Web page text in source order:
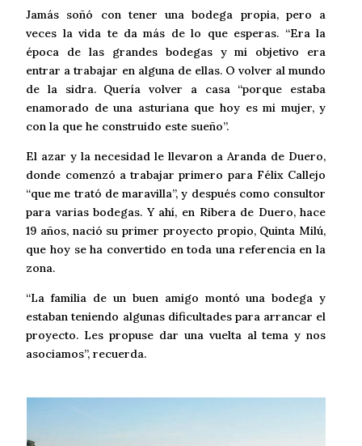
Jamás soñó con tener una bodega propia, pero a
veces la vida te da más de lo que esperas. “Era la
época de las grandes bodegas y mi objetivo era
entrar a trabajar en alguna de ellas. O volver al mundo
de la sidra. Quería volver a casa “porque estaba
enamorado de una asturiana que hoy es mi mujer, y
con la que he construido este sueño”.
El azar y la necesidad le llevaron a Aranda de Duero,
donde comenzó a trabajar primero para Félix Callejo
“que me trató de maravilla”, y después como consultor
para varias bodegas. Y ahí, en Ribera de Duero, hace
19 años, nació su primer proyecto propio, Quinta Milú,
que hoy se ha convertido en toda una referencia en la
zona.
“La familia de un buen amigo montó una bodega y
estaban teniendo algunas dificultades para arrancar el
proyecto. Les propuse dar una vuelta al tema y nos
asociamos”, recuerda.